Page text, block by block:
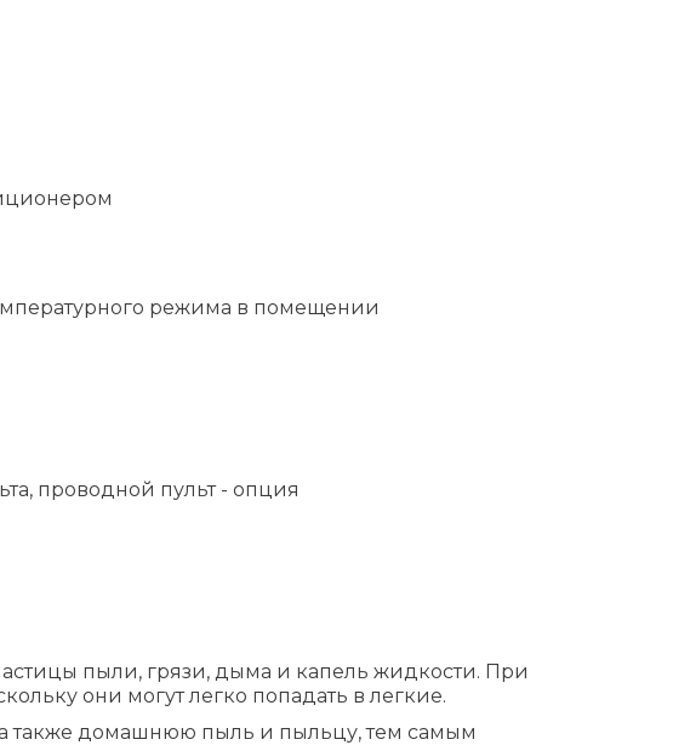
режима в помещении
проводной пульт - опция
пыли, грязи, дыма и капель жидкости. При
они могут легко попадать в легкие.
а также домашнюю пыль и пыльцу, тем самым